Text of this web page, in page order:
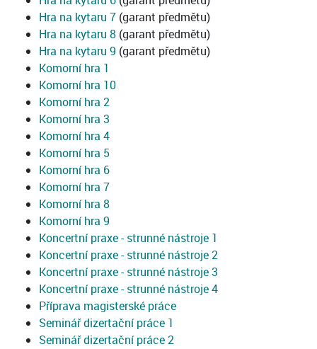
Hra na kytaru 7 (garant předmětu)
Hra na kytaru 8 (garant předmětu)
Hra na kytaru 9 (garant předmětu)
Komorní hra 1
Komorní hra 10
Komorní hra 2
Komorní hra 3
Komorní hra 4
Komorní hra 5
Komorní hra 6
Komorní hra 7
Komorní hra 8
Komorní hra 9
Koncertní praxe - strunné nástroje 1
Koncertní praxe - strunné nástroje 2
Koncertní praxe - strunné nástroje 3
Koncertní praxe - strunné nástroje 4
Příprava magisterské práce
Seminář dizertační práce 1
Seminář dizertační práce 2